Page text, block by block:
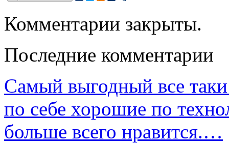
Комментарии закрыты.
Последние комментарии
Самый выгодный все таки
по себе хорошие по
больше всего нравится.…